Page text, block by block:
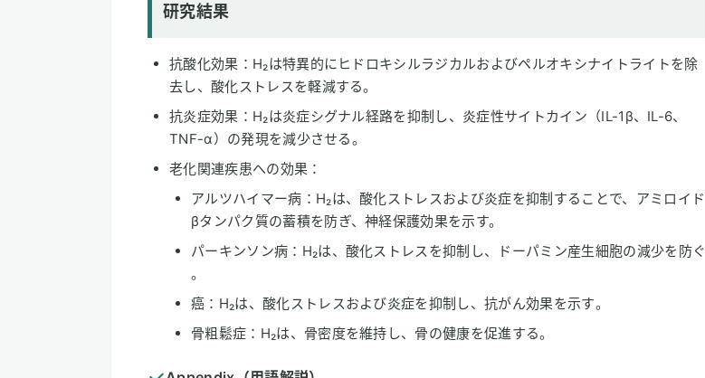
研究結果
抗酸化効果：H₂は特異的にヒドロキシルラジカルおよびペルオキシナイトライトを除
去し、酸化ストレスを軽減する。
抗炎症効果：H₂は炎症シグナル経路を抑制し、炎症性サイトカイン（IL-1β、IL-6、
TNF-α）の発現を減少させる​。
老化関連疾患への効果：
アルツハイマー病：H₂は、酸化ストレスおよび炎症を抑制することで、アミロイド
βタンパク質の蓄積を防ぎ、神経保護効果を示す。
パーキンソン病：H₂は、酸化ストレスを抑制し、ドーパミン産生細胞の減少を防ぐ​
。
癌：H₂は、酸化ストレスおよび炎症を抑制し、抗がん効果を示す​。
骨粗鬆症：H₂は、骨密度を維持し、骨の健康を促進する。